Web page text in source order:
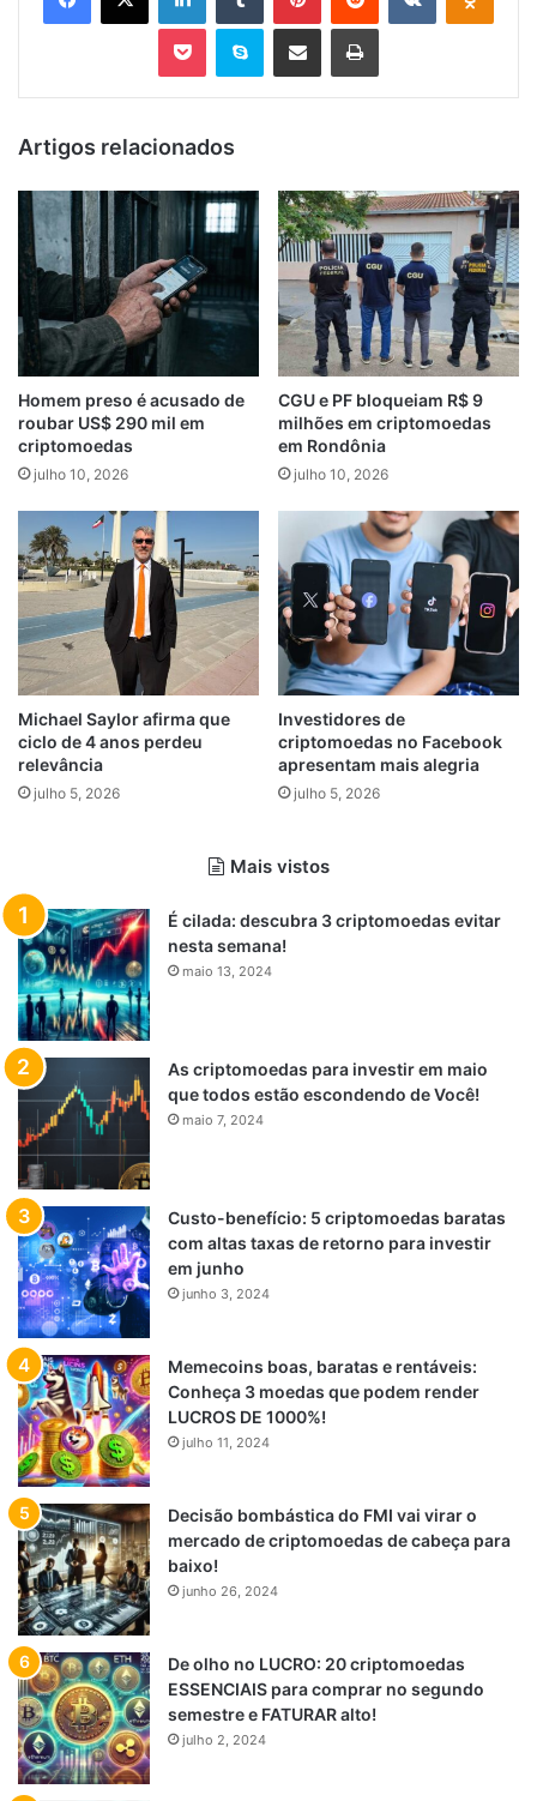
Pocket Skype Compartilhar via e-mail Imprimir
Artigos relacionados
Homem preso é acusado de
roubar US$ 290 mil em
criptomoedas
julho 10, 2026
CGU e PF bloqueiam R$ 9
milhões em criptomoedas
em Rondônia
julho 10, 2026
Michael Saylor afirma que
ciclo de 4 anos perdeu
relevância
julho 5, 2026
Investidores de
criptomoedas no Facebook
apresentam mais alegria
julho 5, 2026
Mais vistos
É cilada: descubra 3 criptomoedas evitar
nesta semana!
maio 13, 2024
As criptomoedas para investir em maio
que todos estão escondendo de Você!
maio 7, 2024
Custo-benefício: 5 criptomoedas baratas
com altas taxas de retorno para investir
em junho
junho 3, 2024
Memecoins boas, baratas e rentáveis:
Conheça 3 moedas que podem render
LUCROS DE 1000%!
julho 11, 2024
Decisão bombástica do FMI vai virar o
mercado de criptomoedas de cabeça para
baixo!
junho 26, 2024
De olho no LUCRO: 20 criptomoedas
ESSENCIAIS para comprar no segundo
semestre e FATURAR alto!
julho 2, 2024